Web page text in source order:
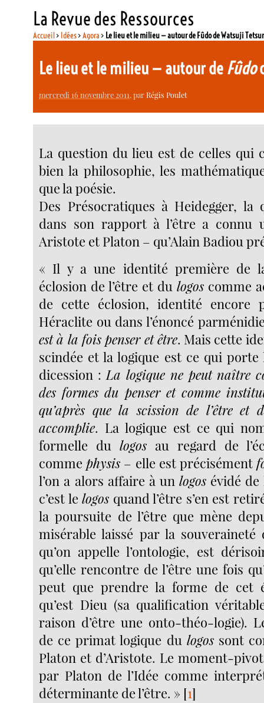
La Revue des Ressources
Accueil> Idées>Agora > Le lieu et le milieu — autour de Fûdo de Watsuji
Le lieu et le milieu — autour de Fûdo
mercredi 16 novembre 2011, parRégis Poulet
La question du lieu est de celles qui
bien la philosophie, les
que la poésie.
Des Présocratiques à Heidegger, la
dans son rapport à l’être a connu
Aristote et Platon – qu’Alain Badiou
« Il y a une identité première de
éclosion de l’être et dulogos comme
de cette éclosion, identité encore
Héraclite ou dans l’énoncé
est à la fois penser et être. Mais cette
scindée et la logique est ce qui
dicession :La logique ne peut naître
des formes du penser et comme
qu’après que la scission de l’être et
accomplie. La logique est ce qui
formelle dulogos au regard de
commephysis – elle est précisément
l’on a alors affaire à unlogos évidé de
c’est lelogos quand l’être s’en est
la poursuite de l’être que mène
misérable laissé par la
qu’on appelle l’ontologie, est
qu’elle rencontre de l’être une fois
peut que prendre la forme de cet
qu’est Dieu (sa qualification
raison d’être une onto-théo-logie).
de ce primat logique du logossont
Platon et d’Aristote. Le moment-
par Platon de l’Idée comme
déterminante de l’être. » [1]